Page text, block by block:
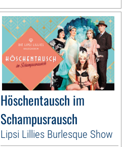
Höschentausch im
Schampusrausch
Lipsi Lillies Burlesque Show